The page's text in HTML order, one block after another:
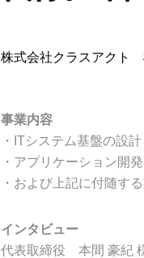
株式会社クラスアクト
事業内容
・ITシステム基盤の設
・アプリケーション開発
・および上記に付随す
インタビュー
代表取締役 本間 豪紀